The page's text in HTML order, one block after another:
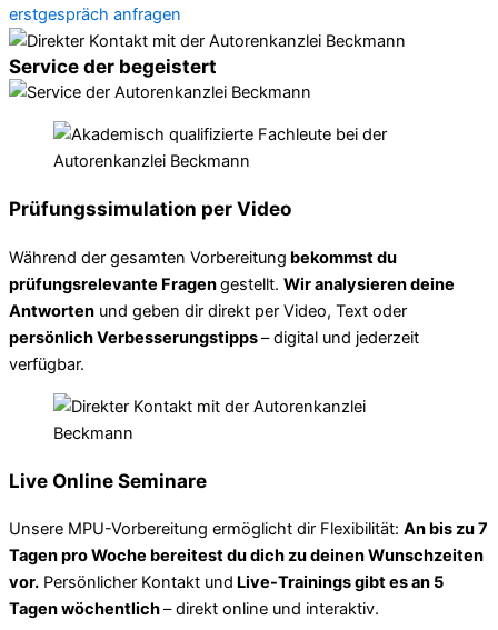
erstgespräch anfragen
Service der begeistert
Prüfungssimulation per Video
Während der gesamten Vorbereitung bekommst du
prüfungsrelevante Fragengestellt. Wir analysieren deine
Antworten und geben dir direkt per Video, Text oder
persönlich Verbesserungstipps– digital und jederzeit
verfügbar.
Live Online Seminare
Unsere MPU-Vorbereitung ermöglicht dir Flexibilität: An bis zu 7
Tagen pro Woche bereitest du dich zu deinen Wunschzeiten
vor. Persönlicher Kontakt und Live-Trainings gibt es an 5
Tagen wöchentlich– direkt online und interaktiv.